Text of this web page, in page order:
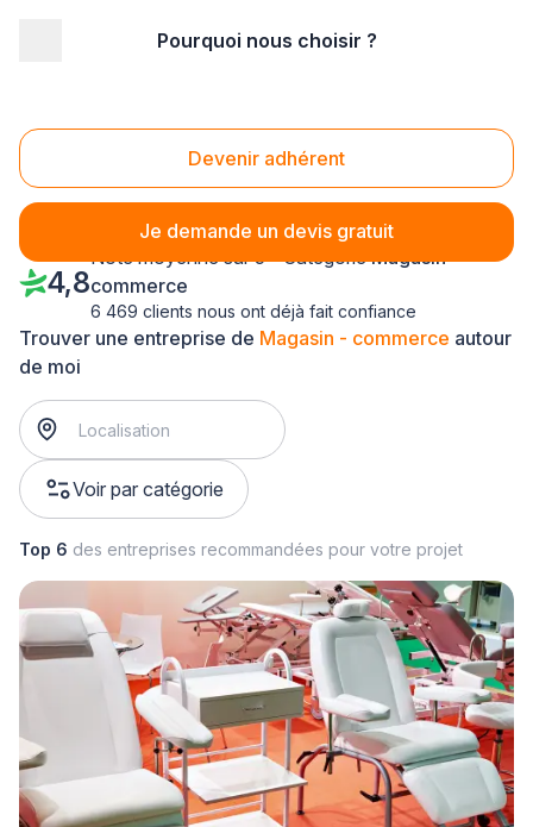
Pourquoi nous choisir ?
Devenir adhérent
Je demande un devis gratuit
Magasin - commerce Rhône-Alpes
Trouver une entreprise de Magasin - commerce autour
de moi
Voir par catégorie
4,8
Note moyenne sur 5 - CatégorieMagasin -
commerce
6 469 clients nous ont déjà fait confiance
Top 6 des entreprises recommandées pour votre projet